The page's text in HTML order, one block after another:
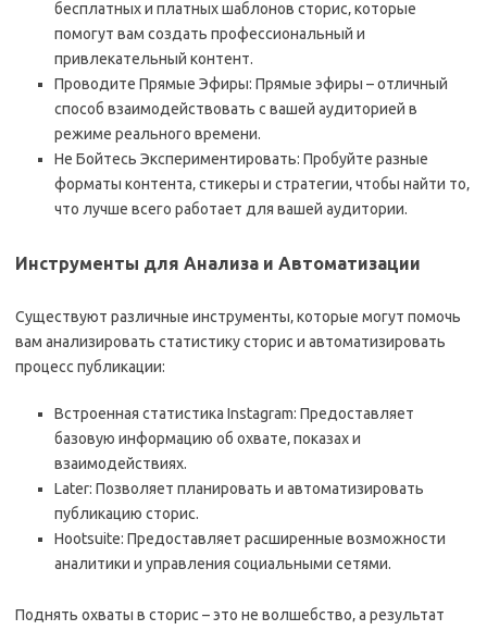
бесплатных и платных шаблонов сторис‚ которые
помогут вам создать профессиональный и
привлекательный контент.
Проводите Прямые Эфиры: Прямые эфиры – отличный
способ взаимодействовать с вашей аудиторией в
режиме реального времени.
Не Бойтесь Экспериментировать: Пробуйте разные
форматы контента‚ стикеры и стратегии‚ чтобы найти то‚
что лучше всего работает для вашей аудитории.
Инструменты для Анализа и Автоматизации
Существуют различные инструменты‚ которые могут помочь
вам анализировать статистику сторис и автоматизировать
процесс публикации:
Встроенная статистика Instagram: Предоставляет
базовую информацию об охвате‚ показах и
взаимодействиях.
Later: Позволяет планировать и автоматизировать
публикацию сторис.
Hootsuite: Предоставляет расширенные возможности
аналитики и управления социальными сетями.
Поднять охваты в сторис – это не волшебство‚ а результат